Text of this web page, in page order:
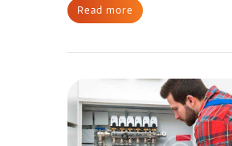
Read more